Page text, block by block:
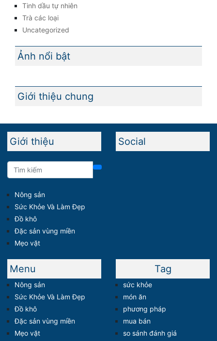
Tinh dầu tự nhiên
Trà các loại
Uncategorized
Ảnh nổi bật
Giới thiệu chung
Giới thiệu
Nông sản
Sức Khỏe Và Làm Đẹp
Đồ khô
Đặc sản vùng miền
Mẹo vặt
Social
Menu
Nông sản
Sức Khỏe Và Làm Đẹp
Đồ khô
Đặc sản vùng miền
Mẹo vặt
Tag
sức khỏe
món ăn
phương pháp
mua bán
so sánh đánh giá